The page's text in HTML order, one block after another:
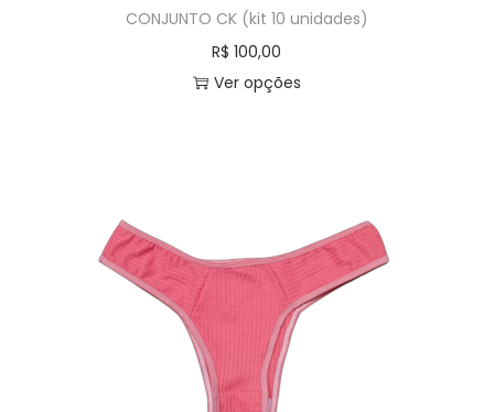
CONJUNTO CK (kit 10 unidades)
R$ 100,00
Ver opções